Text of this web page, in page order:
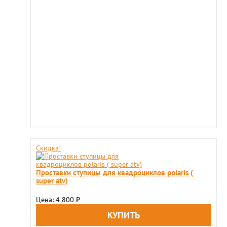
Скидка!
Проставки ступицы для квадроциклов polaris (
super atv)
Цена: 4 800 ₽